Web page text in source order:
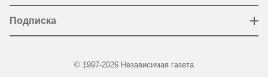
Подписка
© 1997-2026 Независимая газета